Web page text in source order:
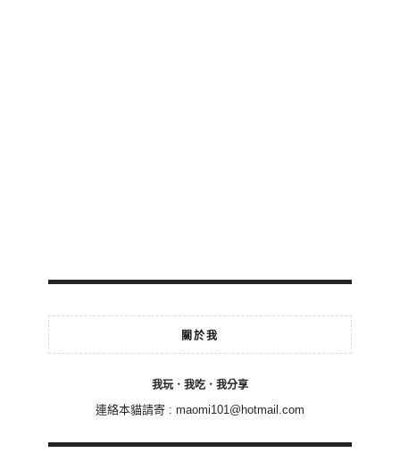
關於我
我玩．我吃．我分享
連絡本貓請寄 : maomi101@hotmail.com